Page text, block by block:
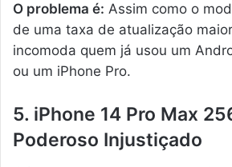
O problema é: Assim como o
de uma taxa de atualização
incomoda quem já usou um
ou um iPhone Pro.
5. iPhone 14 Pro Max
Poderoso Injustiçado